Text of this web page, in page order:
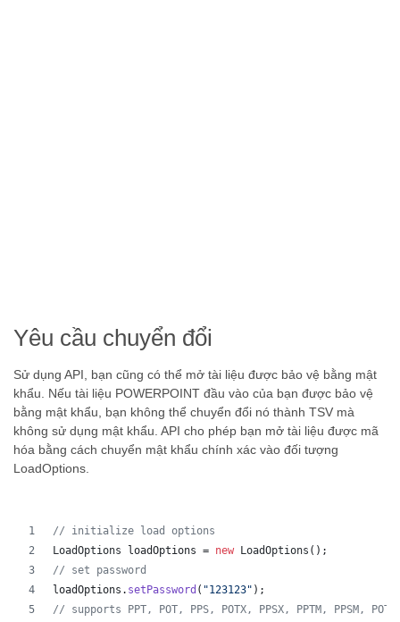
Yêu cầu chuyển đổi
Sử dụng API, bạn cũng có thể mở tài liệu được bảo vệ bằng mật
khẩu. Nếu tài liệu POWERPOINT đầu vào của bạn được bảo vệ
bằng mật khẩu, bạn không thể chuyển đổi nó thành TSV mà
không sử dụng mật khẩu. API cho phép bạn mở tài liệu được mã
hóa bằng cách chuyển mật khẩu chính xác vào đối tượng
LoadOptions.
// initialize load options
LoadOptions
loadOptions = new LoadOptions ();
// set password
loadOptions . setPassword ( "123123" );
// supports PPT, POT, PPS, POTX, PPSX, PPTM, PPSM,